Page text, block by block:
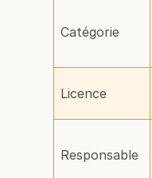
Catégorie
Licence
Responsable